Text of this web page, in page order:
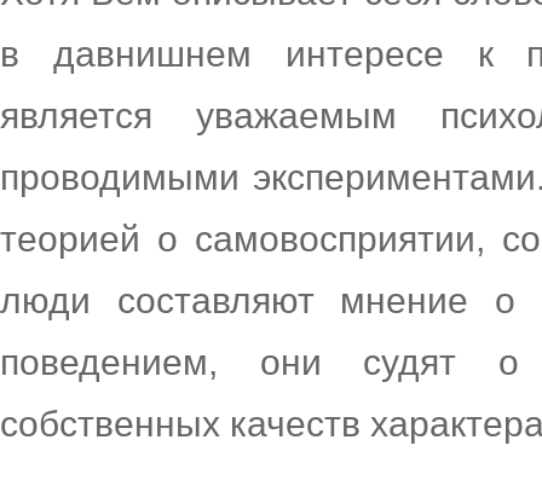
в давнишнем интересе к
является уважаемым
проводимыми
теорией о самовосприятии,
люди составляют мнение о
поведением, они судят о
собственных качеств